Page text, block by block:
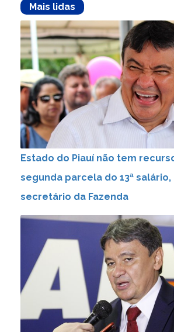
Mais lidas
Estado do Piauí não tem
segunda parcela do 13ª salário,
secretário da Fazenda